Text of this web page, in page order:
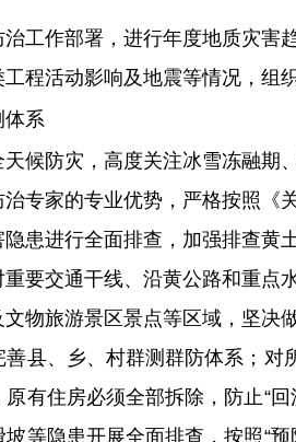
工作部署， 进行年度地质灾害
程活动影响及地震等情况 ， 组
体系
候防灾，高度关注冰雪冻融
专家的专业优势，严格按照
患进行全面排查 ， 加强排查黄
重要交通干线、沿黄公路和重
物旅游景区景点等区域，坚
县、乡、村群测群防体系；
有住房必须全部拆除，防止“
等隐患开展全面排查，按照“